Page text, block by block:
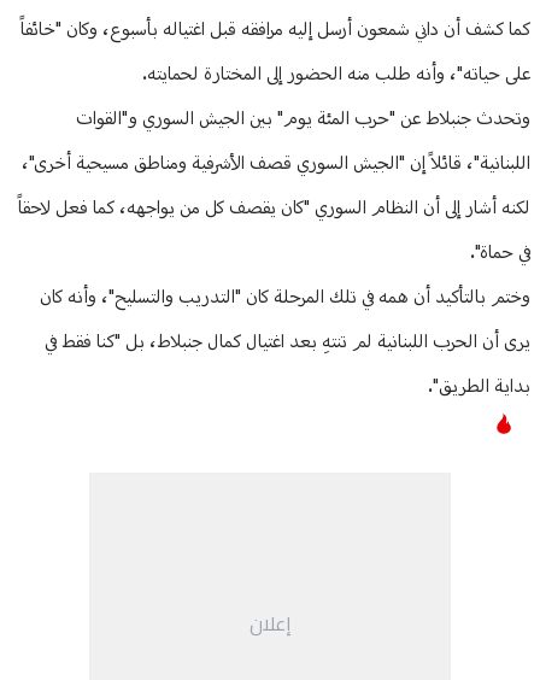
كما كشف أن داني شمعون أرسل إليه مرافقه قبل اغتياله بأسبوع، وكان "خائفاً
على حياته"، وأنه طلب منه الحضور إلى المختارة لحمايته.
وتحدث جنبلاط عن "حرب المئة يوم" بين الجيش السوري و"القوات
اللبنانية"، قائلاً إن "الجيش السوري قصف الأشرفية ومناطق مسيحية أخرى"،
لكنه أشار إلى أن النظام السوري "كان يقصف كل من يواجهه، كما فعل لاحقاً
في حماة".
وختم بالتأكيد أن همه في تلك المرحلة كان "التدريب والتسليح"، وأنه كان
يرى أن الحرب اللبنانية لم تنتهِ بعد اغتيال كمال جنبلاط، بل "كنا فقط في
بداية الطريق".
إعلان